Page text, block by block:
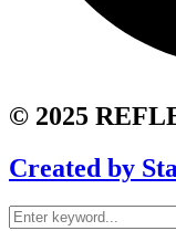
© 2025
Created by